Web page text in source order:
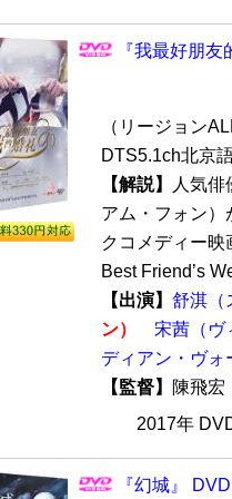
『我最好朋
（リージョン
DTS5.1ch北京
【解説】
人気
アム・フォン
クコメディー
Best Friend’s
【出演】 舒淇（
ン）
宋茜（ヴ
ディアン・ヴォ
【監督】
陳飛
2017年
『幻城』